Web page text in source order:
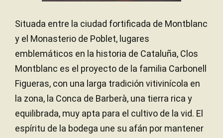
Situada entre la ciudad fortificada de Montblanc
y el Monasterio de Poblet, lugares
emblemáticos en la historia de Cataluña, Clos
Montblanc es el proyecto de la familia Carbonell
Figueras, con una larga tradición vitivinícola en
la zona, la Conca de Barberà, una tierra rica y
equilibrada, muy apta para el cultivo de la vid. El
espíritu de la bodega une su afán por mantener